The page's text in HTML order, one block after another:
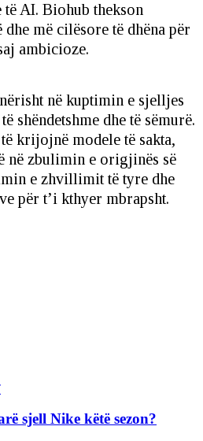
të AI. Biohub thekson
më cilësore të dhëna për
ambicioze.
në kuptimin e sjelljes
shëndetshme dhe të sëmurë.
krijojnë modele të sakta,
në zbulimin e origjinës së
e zhvillimit të tyre dhe
për t’i kthyer mbrapsht.
sjell Nike këtë sezon?